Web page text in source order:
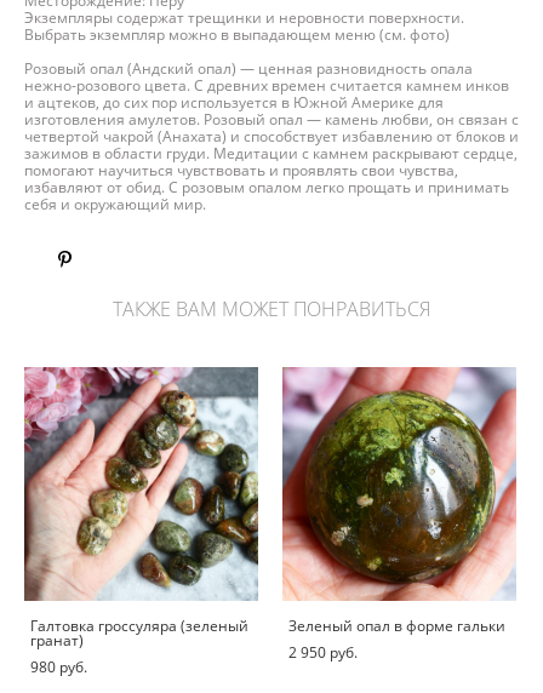
Экземпляры содержат трещинки и неровности поверхности.
Выбрать экземпляр можно в выпадающем меню (см. фото)
Розовый опал (Андский опал) — ценная разновидность опала
нежно-розового цвета. С древних времен считается камнем инков
и ацтеков, до сих пор используется в Южной Америке для
изготовления амулетов. Розовый опал — камень любви, он связан с
четвертой чакрой (Анахата) и способствует избавлению от блоков и
зажимов в области груди. Медитации с камнем раскрывают сердце,
помогают научиться чувствовать и проявлять свои чувства,
избавляют от обид. С розовым опалом легко прощать и принимать
себя и окружающий мир.
ТАКЖЕ ВАМ МОЖЕТ ПОНРАВИТЬСЯ
Галтовка гроссуляра (зеленый
гранат)
980 pуб.
Зеленый опал в форме гальки
2 950 pуб.